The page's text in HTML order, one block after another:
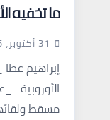
ما تخفيه
31 أكتوبر، 2025
إبراهيم
مسقط